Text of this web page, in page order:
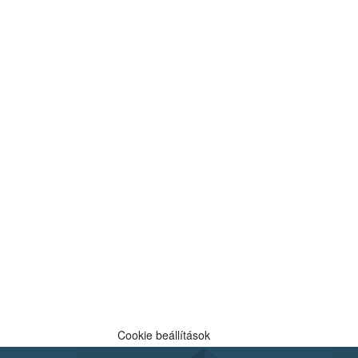
Cookie beállítások